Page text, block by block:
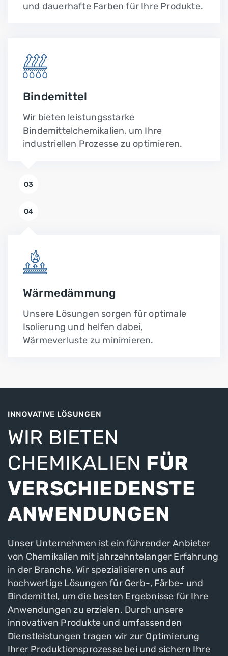
und dauerhafte Farben für Ihre Produkte.
03
Bindemittel
Wir bieten leistungsstarke
Bindemittelchemikalien, um Ihre
industriellen Prozesse zu optimieren.
04
Wärmedämmung
Unsere Lösungen sorgen für optimale
Isolierung und helfen dabei,
Wärmeverluste zu minimieren.
INNOVATIVE LÖSUNGEN
WIR BIETEN
CHEMIKALIEN FÜR
VERSCHIEDENSTE
ANWENDUNGEN
Unser Unternehmen ist ein führender Anbieter
von Chemikalien mit jahrzehntelanger Erfahrung
in der Branche. Wir spezialisieren uns auf
hochwertige Lösungen für Gerb-, Färbe- und
Bindemittel, um die besten Ergebnisse für Ihre
Anwendungen zu erzielen. Durch unsere
innovativen Produkte und umfassenden
Dienstleistungen tragen wir zur Optimierung
Ihrer Produktionsprozesse bei und sichern Ihre